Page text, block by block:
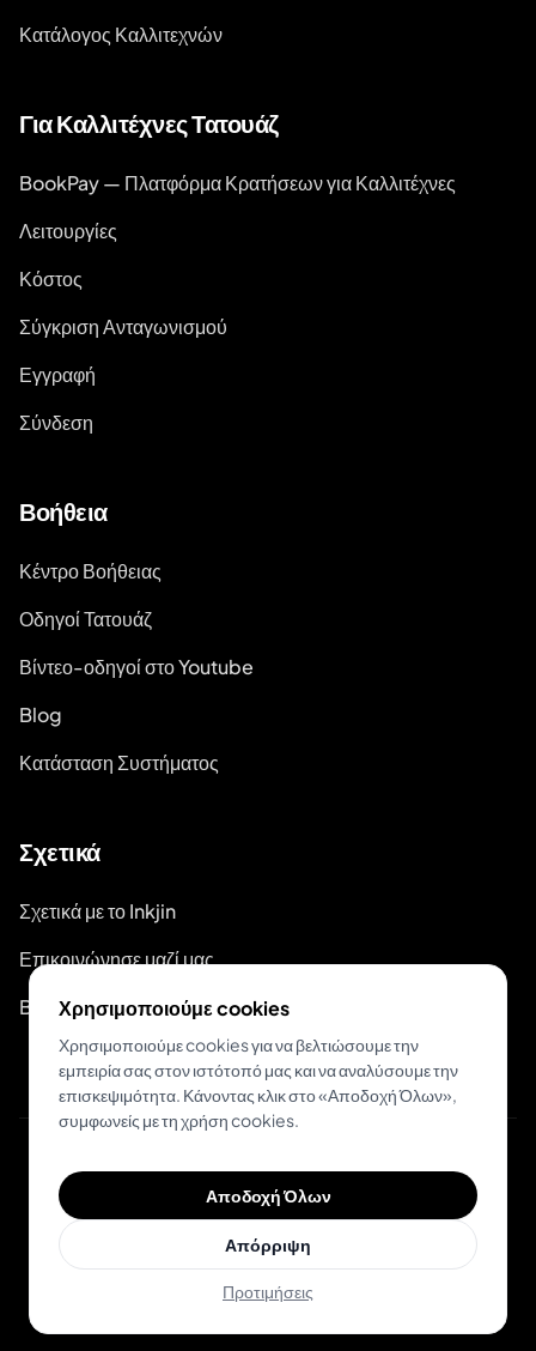
Κατάλογος Καλλιτεχνών
Για Καλλιτέχνες Τατουάζ
BookPay — Πλατφόρμα Κρατήσεων για Καλλιτέχνες
Λειτουργίες
Κόστος
Σύγκριση Ανταγωνισμού
Εγγραφή
Σύνδεση
Βοήθεια
Κέντρο Βοήθειας
Οδηγοί Τατουάζ
Βίντεο-οδηγοί στο Youtube
Blog
Κατάσταση Συστήματος
Σχετικά
Σχετικά με το Inkjin
Επικοινώνησε μαζί μας
Branding Kit
© 2026 Inkjin
Πολιτική ΑπορρήτουΌροι Χρήσης
Χρησιμοποιούμε cookies
Χρησιμοποιούμε cookies για να βελτιώσουμε την
εμπειρία σας στον ιστότοπό μας και να αναλύσουμε την
επισκεψιμότητα. Κάνοντας κλικ στο «Αποδοχή Όλων»,
συμφωνείς με τη χρήση cookies.
Αποδοχή Όλων
Απόρριψη
Προτιμήσεις